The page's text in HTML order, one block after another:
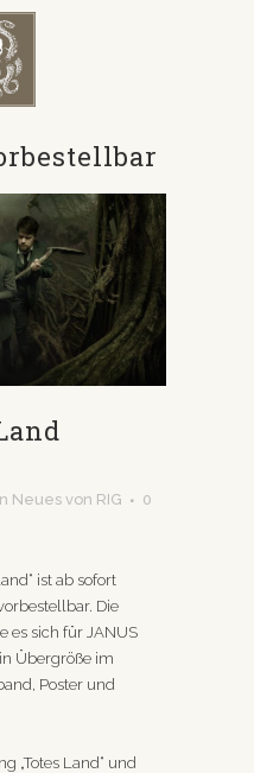
Neues von RIG
0
ist ab sofort
Die
es sich für JANUS
Übergröße im
Poster und
„Totes Land“ und